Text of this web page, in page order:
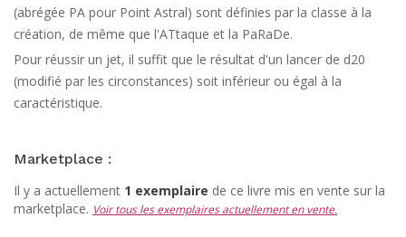
(abrégée PA pour Point Astral) sont définies par la classe à la
création, de même que l'ATtaque et la PaRaDe.
Pour réussir un jet, il suffit que le résultat d'un lancer de d20
(modifié par les circonstances) soit inférieur ou égal à la
caractéristique.
Marketplace :
Il y a actuellement 1 exemplaire de ce livre mis en vente sur la
marketplace. Voir tous les exemplaires actuellement en vente.